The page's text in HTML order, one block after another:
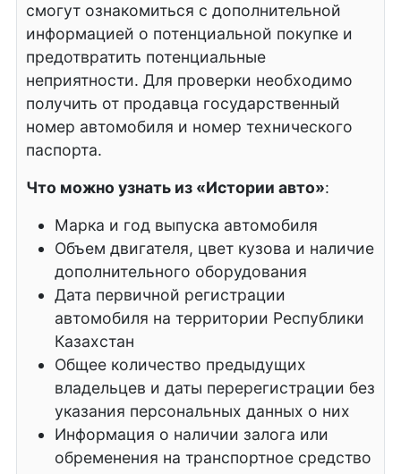
смогут ознакомиться с дополнительной
информацией о потенциальной покупке и
предотвратить потенциальные
неприятности. Для проверки необходимо
получить от продавца государственный
номер автомобиля и номер технического
паспорта.
Что можно узнать из «Истории авто»:
Марка и год выпуска автомобиля
Объем двигателя, цвет кузова и наличие
дополнительного оборудования
Дата первичной регистрации
автомобиля на территории Республики
Казахстан
Общее количество предыдущих
владельцев и даты перерегистрации без
указания персональных данных о них
Информация о наличии залога или
обременения на транспортное средство